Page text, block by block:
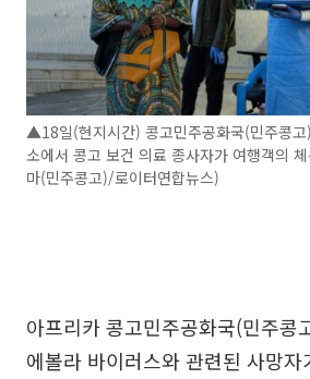
▲18일(현지시간) 콩고민주공화국(민주콩
소에서 콩고 보건 의료 종사자가 여행객의
마(민주콩고)/로이터연합뉴스)
아프리카 콩고민주공화국(민주콩
에볼라 바이러스와 관련된 사망